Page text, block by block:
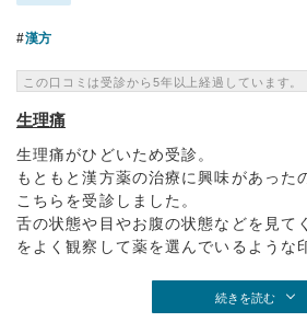
漢方
この口コミは受診から5年以上経過しています。
生理痛
生理痛がひどいため受診。
もともと漢方薬の治療に興味があった
こちらを受診しました。
舌の状態や目やお腹の状態などを見て
をよく観察して薬を選んでいるような
続きを読む